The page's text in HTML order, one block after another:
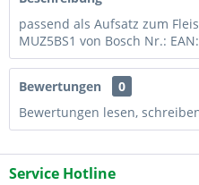
passend als Aufsatz zum
MUZ5BS1 von Bosch Nr.:
Bewertungen
0
Bewertungen lesen,
Service Hotline